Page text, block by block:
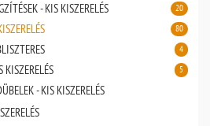
- KIS KISZERELÉS 20
80
4
KISZERELÉS 5
- KIS KISZERELÉS